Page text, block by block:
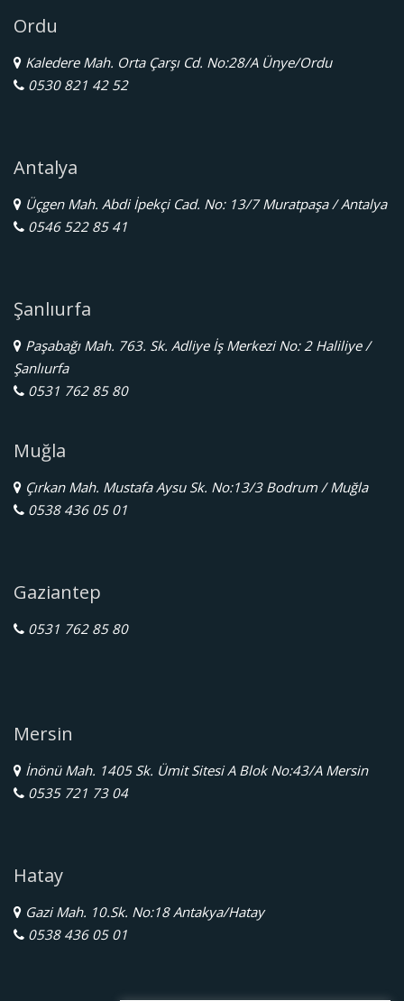
Ordu
Kaledere Mah. Orta Çarşı Cd. No:28/A Ünye/Ordu
0530 821 42 52
Antalya
Üçgen Mah. Abdi İpekçi Cad. No: 13/7 Muratpaşa / Antalya
0546 522 85 41
Şanlıurfa
Paşabağı Mah. 763. Sk. Adliye İş Merkezi No: 2 Haliliye /
Şanlıurfa
0531 762 85 80
Muğla
Çırkan Mah. Mustafa Aysu Sk. No:13/3 Bodrum / Muğla
0538 436 05 01
Gaziantep
0531 762 85 80
Mersin
İnönü Mah. 1405 Sk. Ümit Sitesi A Blok No:43/A Mersin
0535 721 73 04
Hatay
Gazi Mah. 10.Sk. No:18 Antakya/Hatay
0538 436 05 01